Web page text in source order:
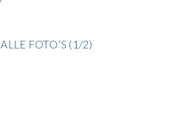
ALLE FOTO'S (1/2)